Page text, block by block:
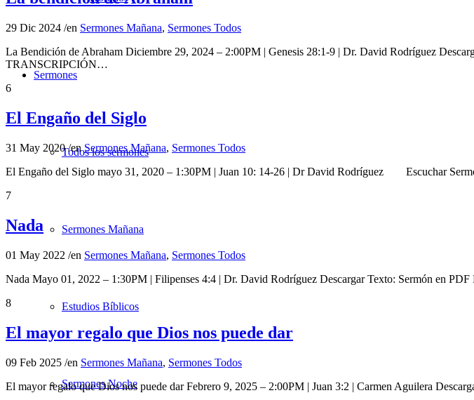
Sermones
Todos los sermones
Sermones Mañana
Estudios Bíblicos
Sermones Noche
29 Dic 2024 /en Sermones Mañana, Sermones Todos
La Bendición de Abraham Diciembre 29, 2024 – 2:00PM | Genesis 28:1-9 | Dr. David Rodríguez
TRANSCRIPCIÓN…
6
El Engaño del Siglo
31 May 2020/enSermones Mañana, Sermones Todos
El Engaño del Siglo mayo 31, 2020 – 1:30PM | Juan 10: 14-26 | Dr David Rodríguez Escuchar
7
Nada
01 May 2022 /en Sermones Mañana, Sermones Todos
Nada Mayo 01, 2022 – 1:30PM | Filipenses 4:4 | Dr. David Rodríguez Descargar Texto: Sermón en
8
El mayor regalo que Dios nos puede dar
09 Feb 2025 /en Sermones Mañana, Sermones Todos
El mayor regalo que Dios nos puede dar Febrero 9, 2025 – 2:00PM | Juan 3:2 | Carmen Aguilera